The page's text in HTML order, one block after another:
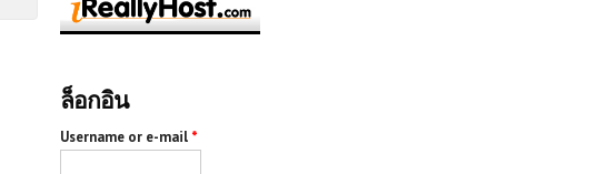
ล็อกอิน
Username or e-mail *